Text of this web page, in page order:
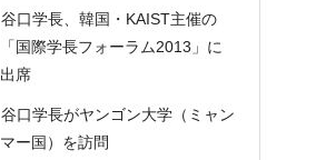
谷口学長、韓国・KAIST主催の
「国際学長フォーラム2013」に
出席
谷口学長がヤンゴン大学（ミャン
マー国）を訪問